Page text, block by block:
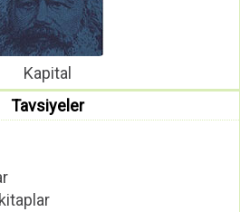
Kapital
Tavsiyeler